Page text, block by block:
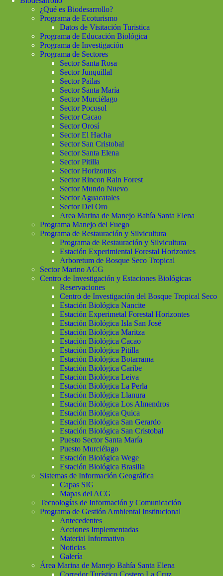
¿Qué es Biodesarrollo?
Programa de Ecoturismo
Datos de Visitación Turistica
Programa de Educación Biológica
Programa de Investigación
Programa de Sectores
Sector Santa Rosa
Sector Junquillal
Sector Pailas
Sector Santa María
Sector Murciélago
Sector Pocosol
Sector Cacao
Sector Orosí
Sector El Hacha
Sector San Cristobal
Sector Santa Elena
Sector Pitilla
Sector Horizontes
Sector Rincon Rain Forest
Sector Mundo Nuevo
Sector Aguacatales
Sector Del Oro
Area Marina de Manejo Bahía Santa Elena
Programa Manejo del Fuego
Programa de Restauración y Silvicultura
Programa de Restauración y Silvicultura
Estación Experimiental Forestal Horizontes
Arboretum de Bosque Seco Tropical
Sector Marino ACG
Centro de Investigación y Estaciones Biológicas
Reservaciones
Centro de Investigación del Bosque Tropical Seco
Estación Biológica Nancite
Estación Experimetal Forestal Horizontes
Estación Biológica Isla San José
Estación Biológica Maritza
Estación Biológica Cacao
Estación Biológica Pitilla
Estación Biológica Botarrama
Estación Biológica Caribe
Estación Biológica Leiva
Estación Biológica La Perla
Estación Biológica Llanura
Estación Biológica Los Almendros
Estación Biológica Quica
Estación Biológica San Gerardo
Estación Biológica San Cristobal
Puesto Sector Santa María
Puesto Murciélago
Estación Biológica Wege
Estación Biológica Brasilia
Sistemas de Información Geográfica
Capas SIG
Mapas del ACG
Tecnologías de Información y Comunicación
Programa de Gestión Ambiental Institucional
Antecedentes
Acciones Implementadas
Material Informativo
Noticias
Galería
Área Marina de Manejo Bahía Santa Elena